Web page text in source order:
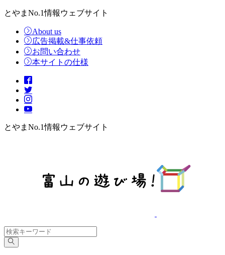
とやまNo.1情報ウェブサイト
About us
広告掲載&仕事依頼
お問い合わせ
本サイトの仕様
とやまNo.1情報ウェブサイト